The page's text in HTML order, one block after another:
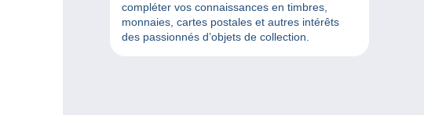
compléter vos connaissances en timbres,
monnaies, cartes postales et autres intérêts
des passionnés d’objets de collection.